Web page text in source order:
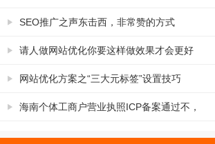
SEO推广之声东击西，非常赞的方式
请人做网站优化你要这样做效果才会更好
网站优化方案之“三大元标签”设置技巧
海南个体工商户营业执照ICP备案通过不，